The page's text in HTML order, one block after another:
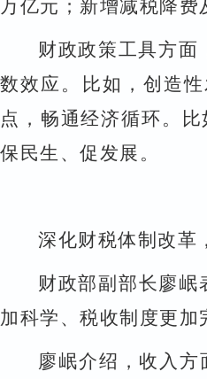
万亿元；新增减税降费
财政政策工具方
数效应。比如，创造
点，畅通经济循环。
保民生、促发展。
深化财税体制改革
财政部副部长廖岷
加科学、税收制度更
廖岷介绍，收入